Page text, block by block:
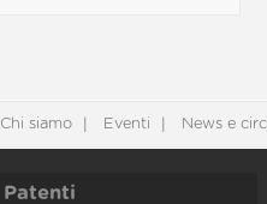
Chi siamo Eventi News e
Patenti